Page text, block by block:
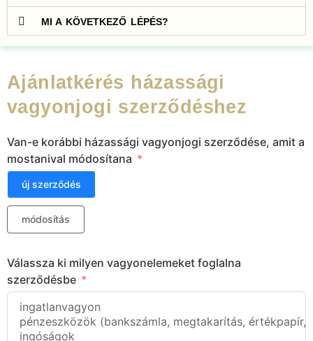
MI A KÖVETKEZŐ LÉPÉS?
Ajánlatkérés házassági
vagyonjogi szerződéshez
Van-e korábbi házassági vagyonjogi szerződése, amit a
mostanival módosítana
új szerződés
módosítás
Válassza ki milyen vagyonelemeket foglalna
szerződésbe